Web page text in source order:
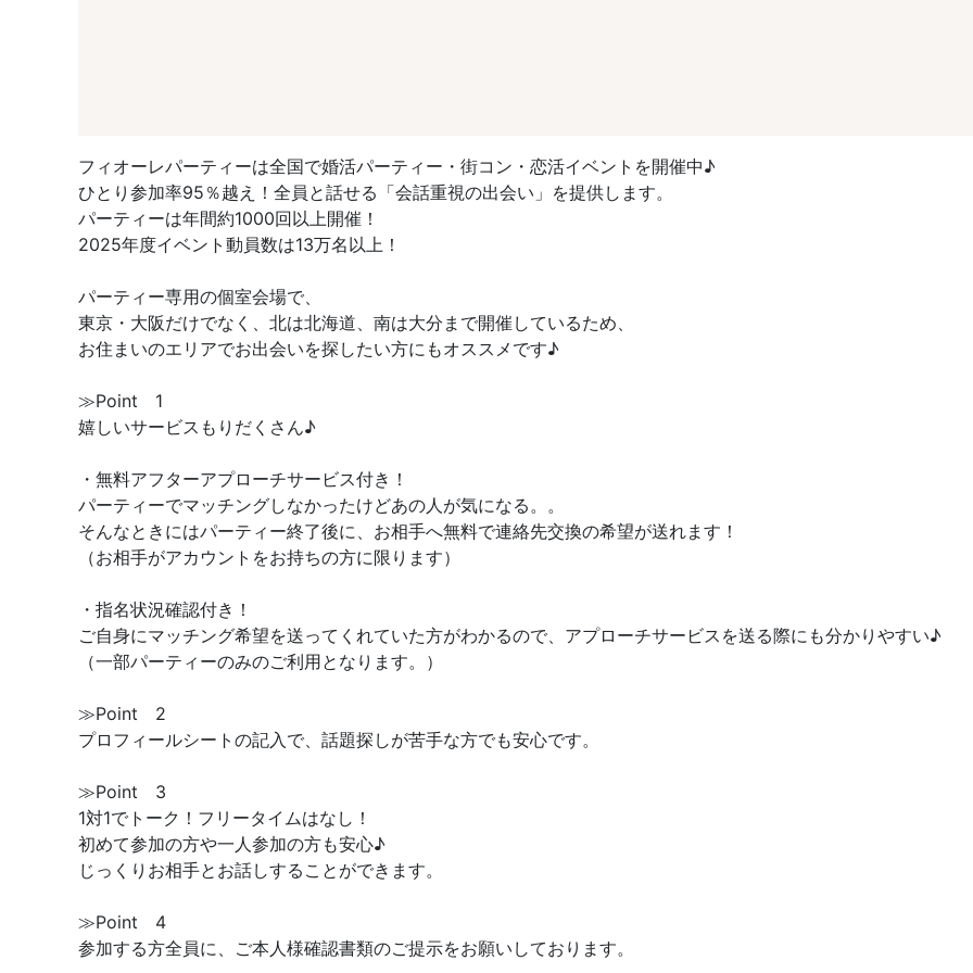
フィオーレパーティーは全国で婚活パーティー・街コン・恋活イベントを開催中♪
ひとり参加率95％越え！全員と話せる「会話重視の出会い」を提供します。
パーティーは年間約1000回以上開催！
2025年度イベント動員数は13万名以上！
パーティー専用の個室会場で、
東京・大阪だけでなく、北は北海道、南は大分まで開催しているため、
お住まいのエリアでお出会いを探したい方にもオススメです♪
≫Point 1
嬉しいサービスもりだくさん♪
・無料アフターアプローチサービス付き！
パーティーでマッチングしなかったけどあの人が気になる。。
そんなときにはパーティー終了後に、お相手へ無料で連絡先交換の希望が送れます！
（お相手がアカウントをお持ちの方に限ります）
・指名状況確認付き！
ご自身にマッチング希望を送ってくれていた方がわかるので、アプローチサービスを送る際にも分かりやすい♪
（一部パーティーのみのご利用となります。）
≫Point 2
プロフィールシートの記入で、話題探しが苦手な方でも安心です。
≫Point 3
1対1でトーク！フリータイムはなし！
初めて参加の方や一人参加の方も安心♪
じっくりお相手とお話しすることができます。
≫Point 4
参加する方全員に、ご本人様確認書類のご提示をお願いしております。